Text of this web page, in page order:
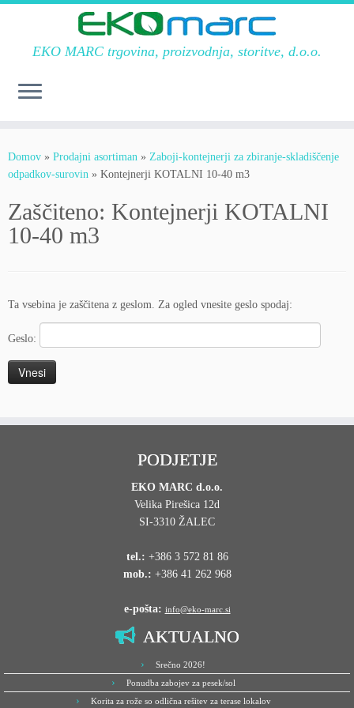
na
vsebino
EKO MARC trgovina, proizvodnja, storitve, d.o.o.
Domov » Prodajni asortiman » Zaboji-kontejnerji za zbiranje-skladiščenje
odpadkov-surovin » Kontejnerji KOTALNI 10-40 m3
Zaščiteno: Kontejnerji KOTALNI
10-40 m3
Ta vsebina je zaščitena z geslom. Za ogled vnesite geslo spodaj:
Geslo:
PODJETJE
EKO MARC d.o.o.
Velika Pirešica 12d
SI-3310 ŽALEC
tel.: +386 3 572 81 86
mob.: +386 41 262 968
e-pošta: info@eko-marc.si
AKTUALNO
Srečno 2026!
Ponudba zabojev za pesek/sol
Korita za rože so odlična rešitev za terase lokalov